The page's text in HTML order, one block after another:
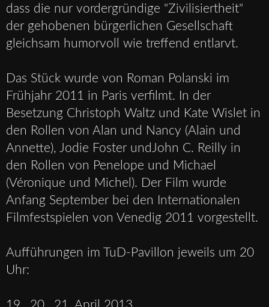
dass die nur vordergründige "Zivilisiertheit"
der gehobenen bürgerlichen Gesellschaft
gleichsam humorvoll wie treffend entlarvt.
Das Stück wurde von Roman Polanski im
Frühjahr 2011 in Paris verfilmt. In der
Besetzung Christoph Waltz und Kate Wislet in
den Rollen von Alan und Nancy (Alain und
Annette), Jodie Foster undJohn C. Reilly in
den Rollen von Penelope und Michael
(Véronique und Michel). Der Film wurde
Anfang September bei den Internationalen
Filmfestspielen von Venedig 2011 vorgestellt.
Aufführungen im TuD-Pavillon jeweils um 20
Uhr: